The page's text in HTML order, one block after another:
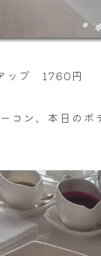
ップ 1760円
コン、本日のポ